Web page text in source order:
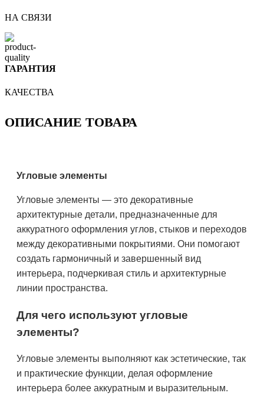
НА СВЯЗИ
ГАРАНТИЯ
КАЧЕСТВА
ОПИСАНИЕ ТОВАРА
Угловые элементы
Угловые элементы — это декоративные
архитектурные детали, предназначенные для
аккуратного оформления углов, стыков и переходов
между декоративными покрытиями. Они помогают
создать гармоничный и завершенный вид
интерьера, подчеркивая стиль и архитектурные
линии пространства.
Для чего используют угловые
элементы?
Угловые элементы выполняют как эстетические, так
и практические функции, делая оформление
интерьера более аккуратным и выразительным.